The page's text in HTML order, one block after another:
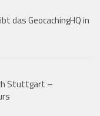
das GeocachingHQ in
Stuttgart –